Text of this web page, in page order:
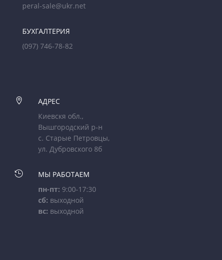
peral-sale@ukr.net
БУХГАЛТЕРИЯ
(097) 746-78-82

АДРЕС
Киевскя обл.,
Вышгородский р-н
с. Старые Петровцы,
ул. Дубровского 8б

МЫ РАБОТАЕМ
пн-пт: 9:00-17:30
сб: выходной
вс: выходной